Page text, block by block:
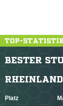
TOP-
BESTER
Platz